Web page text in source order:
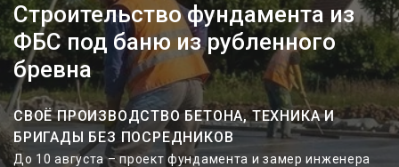
Строительство фундамента из
ФБС под баню из рубленного
бревна
СВОЁ ПРОИЗВОДСТВО БЕТОНА, ТЕХНИКА И
БРИГАДЫ БЕЗ ПОСРЕДНИКОВ
До 10 августа – проект фундамента и замер инженера